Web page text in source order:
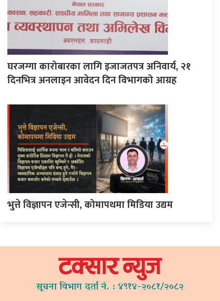
घरजग्गा कारोबारका लागि इजाजतपत्र अनिवार्य, २१
दिनभित्र अनलाइन आवेदन दिन विभागको आग्रह
भुत्ते विज्ञापन एजेन्सी, कोमापथमा मिडिया उद्यम
सूचना विभाग दर्ता नं. : ४९१४-२०८१/२०८२